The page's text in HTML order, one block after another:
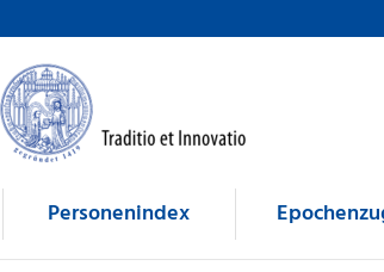
Personenindex